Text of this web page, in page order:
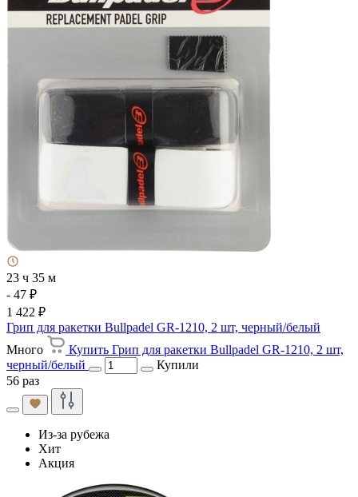
23 ч 35 м
- 47 ₽
1 422 ₽
Грип для ракетки Bullpadel GR-1210, 2 шт, черный/белый
Много
Купить Грип для ракетки Bullpadel GR-1210, 2 шт,
черный/белый
Купили
56 раз
Из-за рубежа
Хит
Акция